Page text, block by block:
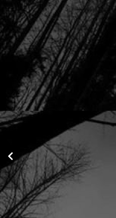
Rápidos
comentários sobre
livros lidos – 8